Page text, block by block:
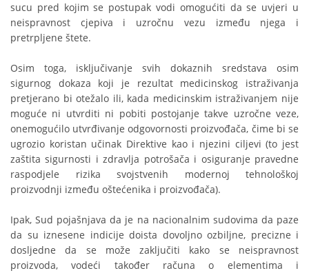
sucu pred kojim se postupak vodi omogućiti da se uvjeri u
neispravnost cjepiva i uzročnu vezu između njega i
pretrpljene štete.
Osim toga, isključivanje svih dokaznih sredstava osim
sigurnog dokaza koji je rezultat medicinskog istraživanja
pretjerano bi otežalo ili, kada medicinskim istraživanjem nije
moguće ni utvrditi ni pobiti postojanje takve uzročne veze,
onemogućilo utvrđivanje odgovornosti proizvođača, čime bi se
ugrozio koristan učinak Direktive kao i njezini ciljevi (to jest
zaštita sigurnosti i zdravlja potrošača i osiguranje pravedne
raspodjele rizika svojstvenih modernoj tehnološkoj
proizvodnji između oštećenika i proizvođača).
Ipak, Sud pojašnjava da je na nacionalnim sudovima da paze
da su iznesene indicije doista dovoljno ozbiljne, precizne i
dosljedne da se može zaključiti kako se neispravnost
proizvoda, vodeći također računa o elementima i